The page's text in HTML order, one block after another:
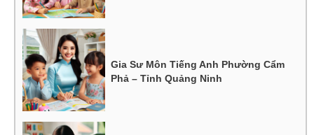
Gia Sư Môn Tiếng Anh Phường Cẩm
Phả – Tỉnh Quảng Ninh